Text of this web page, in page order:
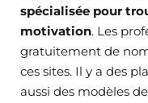
spécialisée pour
motivation. Les
gratuitement de
ces sites. Il y a des
aussi des modèles